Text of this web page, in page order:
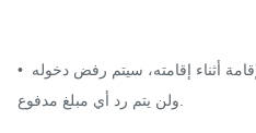
• في حال انتهاك أي ضيف لقواعد الإقامة أثناء إقامته، سيتم رفض دخوله
ولن يتم رد أي مبلغ مدفوع.